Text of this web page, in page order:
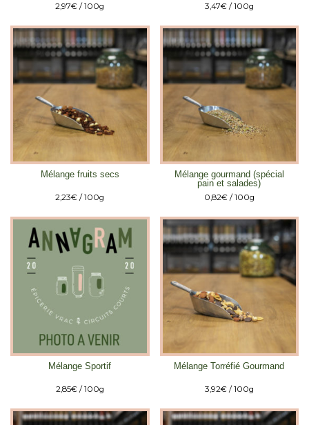
2,97€ / 100g 3,47€ / 100g
Mélange fruits secs
2,23€ / 100g
Mélange gourmand (spécial
pain et salades)
0,82€ / 100g
Mélange Sportif
2,85€ / 100g
Mélange Torréfié Gourmand
3,92€ / 100g